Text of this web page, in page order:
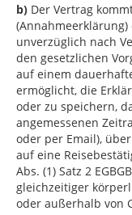
b) Der Vertrag
unverzüglich nach
den gesetzlichen
auf einem
ermöglicht, die
oder zu speichern,
angemessenen
oder per Email),
auf eine
Abs. (1) Satz 2
gleichzeitiger
oder außerhalb von